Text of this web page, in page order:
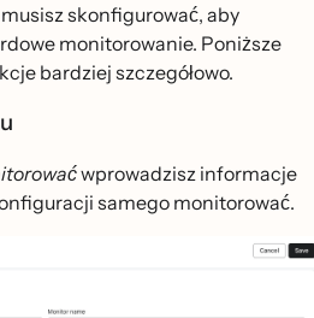
skonfigurować, aby
monitorowanie. Poniższe
bardziej szczegółowo.
wprowadzisz informacje
samego monitorować.